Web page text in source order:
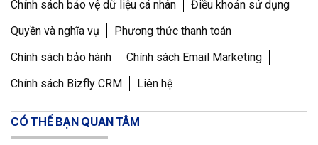
thiết kế website trọn
gói
Website trọn gói và website theo yêu cầu
không đối lập tuyệt đối. Khác biệt nằm ở
mức độ tư vấn, phạm vi tùy chỉnh và cách
Chính sách bảo vệ dữ liệu cá nhân
Điều khoản sử dụng
Quyền và nghĩa vụ
Phương thức thanh toán
Chính sách bảo hành
Chính sách Email Marketing
Chính sách Bizfly CRM
Liên hệ
CÓ THỂ BẠN QUAN TÂM